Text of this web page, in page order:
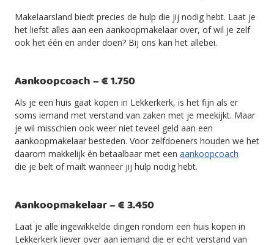
Makelaarsland biedt precies de hulp die jij nodig hebt. Laat je
het liefst alles aan een aankoopmakelaar over, of wil je zelf
ook het één en ander doen? Bij ons kan het allebei.
Aankoopcoach – € 1.750
Als je een huis gaat kopen in Lekkerkerk, is het fijn als er
soms iemand met verstand van zaken met je meekijkt. Maar
je wil misschien ook weer niet teveel geld aan een
aankoopmakelaar besteden. Voor zelfdoeners houden we het
daarom makkelijk én betaalbaar met een aankoopcoach
die je belt of mailt wanneer jij hulp nodig hebt.
Aankoopmakelaar – € 3.450
Laat je alle ingewikkelde dingen rondom een huis kopen in
Lekkerkerk liever over aan iemand die er echt verstand van